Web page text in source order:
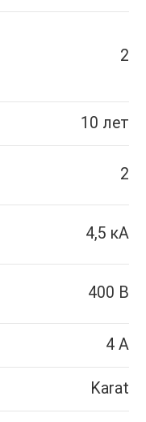
2
10 лет
2
4,5 кА
400 В
4 А
Karat